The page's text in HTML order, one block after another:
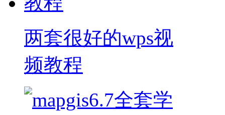
两套很好的wps视
频教程